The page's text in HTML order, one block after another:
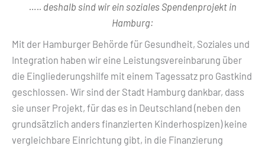
….. deshalb sind wir ein soziales Spendenprojekt in
Hamburg:
Mit der Hamburger Behörde für Gesundheit, Soziales und
Integration haben wir eine Leistungsvereinbarung über
die Eingliederungshilfe mit einem Tagessatz pro Gastkind
geschlossen. Wir sind der Stadt Hamburg dankbar, dass
sie unser Projekt, für das es in Deutschland (neben den
grundsätzlich anders finanzierten Kinderhospizen) keine
vergleichbare Einrichtung gibt, in die Finanzierung